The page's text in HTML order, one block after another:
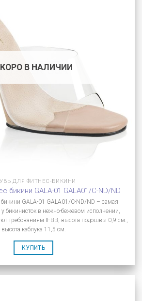
В НАЛИЧИИ
ДЛЯ ФИТНЕС-БИКИНИ
бикини GALA-01 GALA01/C-ND/ND
GALA-01 GALA01/C-ND/ND – самая
бикинисток в нежно-бежевом исполнении,
требованиям IFBB, высота подошвы 0,9 см.,
высота каблука 11,5 см.
КУПИТЬ